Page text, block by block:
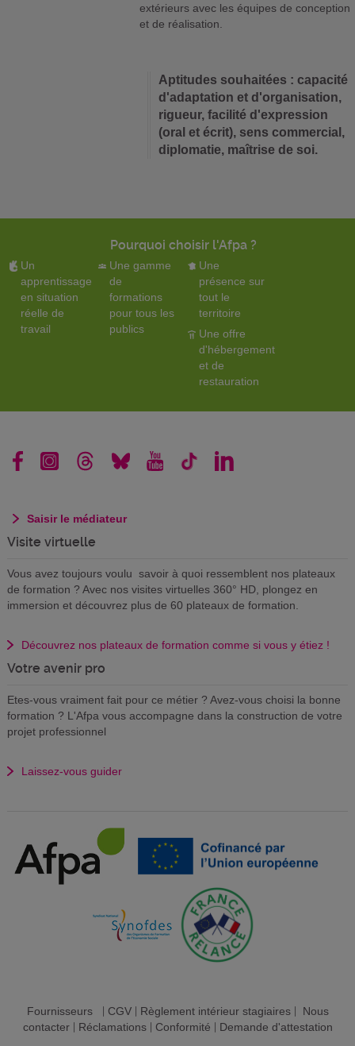
extérieurs avec les équipes de conception
et de réalisation.
Aptitudes souhaitées : capacité
d'adaptation et d'organisation,
rigueur, facilité d'expression
(oral et écrit), sens commercial,
diplomatie, maîtrise de soi.
Pourquoi choisir l'Afpa ?
Un
apprentissage
en situation
réelle de
travail
Une gamme
de
formations
pour tous les
publics
Une
présence sur
tout le
territoire
Une offre
d'hébergement
et de
restauration
Saisir le médiateur
Visite virtuelle
Vous avez toujours voulu savoir à quoi ressemblent nos plateaux
de formation ? Avec nos visites virtuelles 360° HD, plongez en
immersion et découvrez plus de 60 plateaux de formation.
Découvrez nos plateaux de formation comme si vous y étiez !
Votre avenir pro
Etes-vous vraiment fait pour ce métier ? Avez-vous choisi la bonne
formation ? L'Afpa vous accompagne dans la construction de votre
projet professionnel
Laissez-vous guider
Fournisseurs| CGV| Règlement intérieur stagiaires| Nous
contacter| Réclamations| Conformité Demande d'attestation